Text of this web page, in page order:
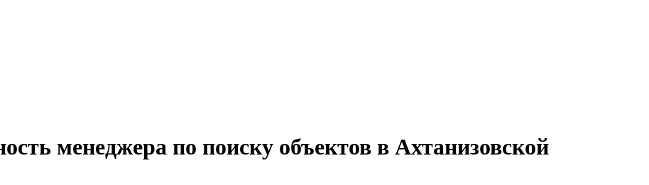
менеджера по поиску объектов в Ахтанизовской